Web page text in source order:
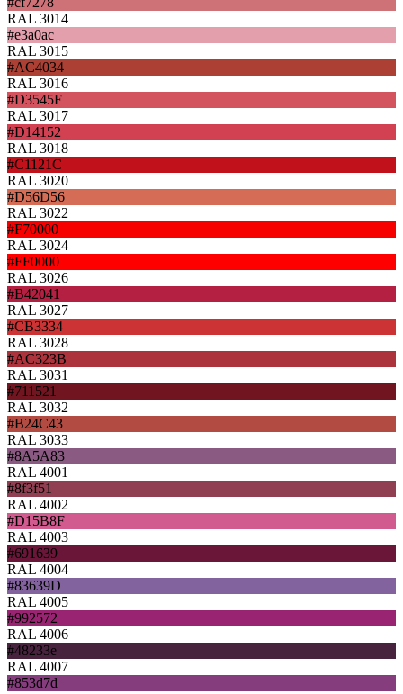
RAL 3014
#e3a0ac
RAL 3015
#AC4034
RAL 3016
#D3545F
RAL 3017
#D14152
RAL 3018
#C1121C
RAL 3020
#D56D56
RAL 3022
#F70000
RAL 3024
#FF0000
RAL 3026
#B42041
RAL 3027
#CB3334
RAL 3028
#AC323B
RAL 3031
#711521
RAL 3032
#B24C43
RAL 3033
#8A5A83
RAL 4001
#8f3f51
RAL 4002
#D15B8F
RAL 4003
#691639
RAL 4004
#83639D
RAL 4005
#992572
RAL 4006
#48233e
RAL 4007
#853d7d